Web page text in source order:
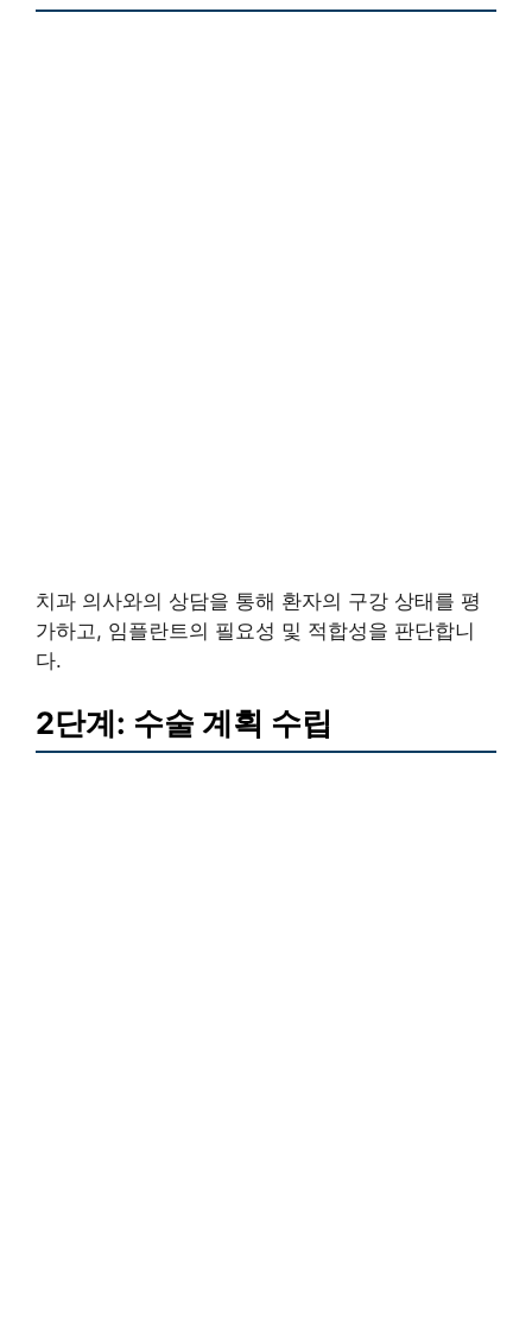
치과 의사와의 상담을 통해 환자의 구강 상태를 평
가하고, 임플란트의 필요성 및 적합성을 판단합니
다.
2단계: 수술 계획 수립